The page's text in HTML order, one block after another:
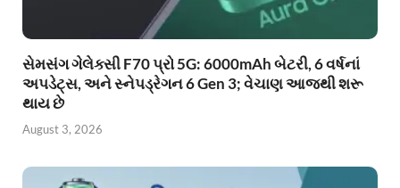
સેમસંગ ગેલેક્સી F70 પ્રો 5G: 6000mAh બેટરી, 6 વર્ષનાં
અપડેટ્સ, અને સ્નેપડ્રેગન 6 Gen 3; વેચાણ આજથી શરૂ
થાય છે
August 3, 2026